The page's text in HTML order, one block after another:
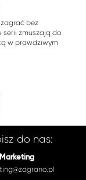
bez
zmuszają do
w prawdziwym
do nas:
Marketing